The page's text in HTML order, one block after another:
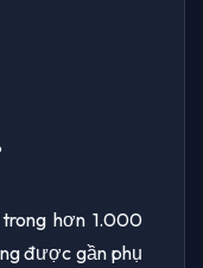
hơn 1.000
được gần phụ